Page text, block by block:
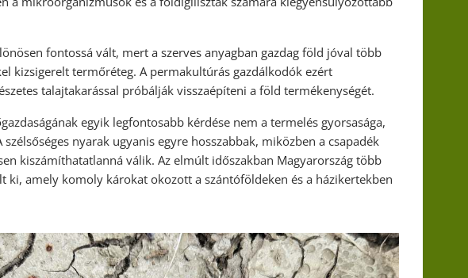
fontossá vált, mert a szerves anyagban gazdag föld jóval több
kizsigerelt termőréteg. A permakultúrás gazdálkodók ezért
talajtakarással próbálják visszaépíteni a föld termékenységét.
egyik legfontosabb kérdése nem a termelés gyorsasága,
nyarak ugyanis egyre hosszabbak, miközben a csapadék
kiszámíthatatlanná válik. Az elmúlt időszakban Magyarország több
ki, amely komoly károkat okozott a szántóföldeken és a házikertekben